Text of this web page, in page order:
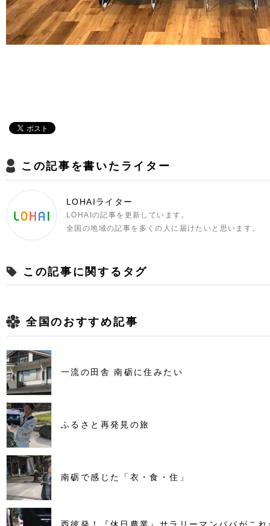
この記事を書いたライター
LOHAIライター
LOHAIの記事を更新しています。
全国の地域の記事を多くの人に届けたいと思います。
この記事に関するタグ
全国のおすすめ記事
一流の田舎 南砺に住みたい
ふるさと再発見の旅
南砺で感じた「衣・食・住」
西彼発！『休日農業』サラリーマンパパがこ